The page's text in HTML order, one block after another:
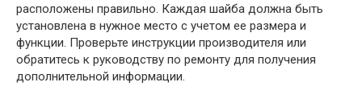
расположены правильно. Каждая шайба должна быть
установлена в нужное место с учетом ее размера и
функции. Проверьте инструкции производителя или
обратитесь к руководству по ремонту для получения
дополнительной информации.